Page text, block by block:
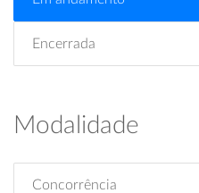
Encerrada
Modalidade
Concorrência